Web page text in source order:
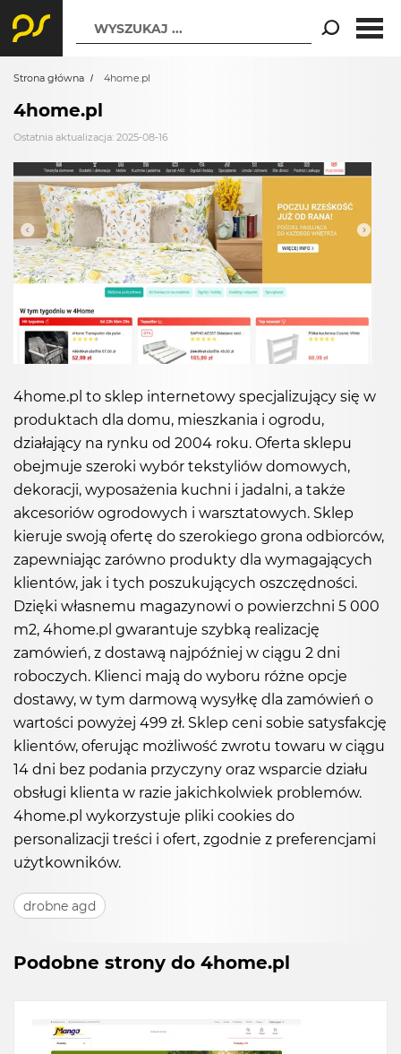
WYSZUKAJ ...
Strona główna 4home.pl
4home.pl
Ostatnia aktualizacja: 2025-08-16
4home.pl to sklep internetowy specjalizujący się w
produktach dla domu, mieszkania i ogrodu,
działający na rynku od 2004 roku. Oferta sklepu
obejmuje szeroki wybór tekstyliów domowych,
dekoracji, wyposażenia kuchni i jadalni, a także
akcesoriów ogrodowych i warsztatowych. Sklep
kieruje swoją ofertę do szerokiego grona odbiorców,
zapewniając zarówno produkty dla wymagających
klientów, jak i tych poszukujących oszczędności.
Dzięki własnemu magazynowi o powierzchni 5 000
m2, 4home.pl gwarantuje szybką realizację
zamówień, z dostawą najpóźniej w ciągu 2 dni
roboczych. Klienci mają do wyboru różne opcje
dostawy, w tym darmową wysyłkę dla zamówień o
wartości powyżej 499 zł. Sklep ceni sobie satysfakcję
klientów, oferując możliwość zwrotu towaru w ciągu
14 dni bez podania przyczyny oraz wsparcie działu
obsługi klienta w razie jakichkolwiek problemów.
4home.pl wykorzystuje pliki cookies do
personalizacji treści i ofert, zgodnie z preferencjami
użytkowników.
drobne agd
Podobne strony do 4home.pl